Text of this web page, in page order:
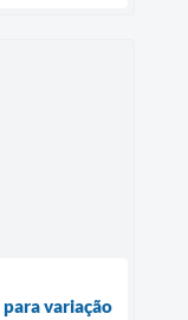
variação